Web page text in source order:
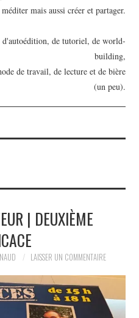
méditer mais aussi créer et partager.
de tutoriel, de world-
building,
de travail, de lecture et de bière
(un peu).
| DEUXIÈME
LAISSER UN COMMENTAIRE